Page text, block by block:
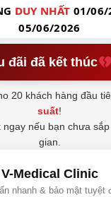
DUY NHẤT 01/06/
05/06/2026
đãi đã kết thúc
20 khách hàng đầu
suất!
nếu bạn chưa
gian.
V-Medical Clinic
nhanh & bảo mật tuyệt